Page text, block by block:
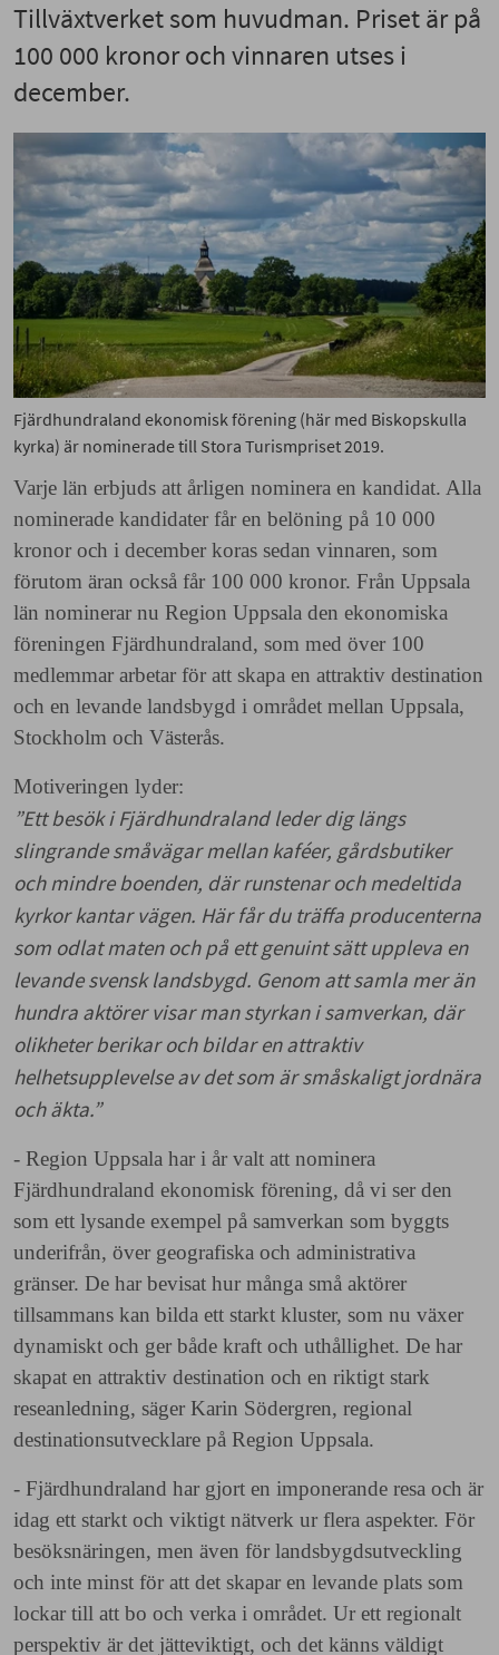
Tillväxtverket som huvudman. Priset är på
100 000 kronor och vinnaren utses i
december.
Fjärdhundraland ekonomisk förening (här med Biskopskulla
kyrka) är nominerade till Stora Turismpriset 2019.
Varje län erbjuds att årligen nominera en kandidat. Alla
nominerade kandidater får en belöning på 10 000
kronor och i december koras sedan vinnaren, som
förutom äran också får 100 000 kronor. Från Uppsala
län nominerar nu Region Uppsala den ekonomiska
föreningen Fjärdhundraland, som med över 100
medlemmar arbetar för att skapa en attraktiv destination
och en levande landsbygd i området mellan Uppsala,
Stockholm och Västerås.
Motiveringen lyder:
”Ett besök i Fjärdhundraland leder dig längs
slingrande småvägar mellan kaféer, gårdsbutiker
och mindre boenden, där runstenar och medeltida
kyrkor kantar vägen. Här får du träffa producenterna
som odlat maten och på ett genuint sätt uppleva en
levande svensk landsbygd. Genom att samla mer än
hundra aktörer visar man styrkan i samverkan, där
olikheter berikar och bildar en attraktiv
helhetsupplevelse av det som är småskaligt jordnära
och äkta.”
- Region Uppsala har i år valt att nominera
Fjärdhundraland ekonomisk förening, då vi ser den
som ett lysande exempel på samverkan som byggts
underifrån, över geografiska och administrativa
gränser. De har bevisat hur många små aktörer
tillsammans kan bilda ett starkt kluster, som nu växer
dynamiskt och ger både kraft och uthållighet. De har
skapat en attraktiv destination och en riktigt stark
reseanledning, säger Karin Södergren, regional
destinationsutvecklare på Region Uppsala.
- Fjärdhundraland har gjort en imponerande resa och är
idag ett starkt och viktigt nätverk ur flera aspekter. För
besöksnäringen, men även för landsbygdsutveckling
och inte minst för att det skapar en levande plats som
lockar till att bo och verka i området. Ur ett regionalt
perspektiv är det jätteviktigt, och det känns väldigt